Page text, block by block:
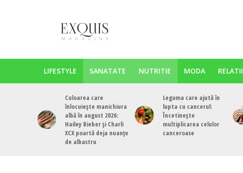
LIFESTYLE SANATATE NUTRITIE MODA RELATII
Culoarea care
înlocuiește manichiura
albă în august 2026:
Hailey Bieber și Charli
XCX poartă deja nuanțe
de albastru
Leguma care ajută în
lupta cu cancerul:
Încetinește
multiplicarea celulor
canceroase